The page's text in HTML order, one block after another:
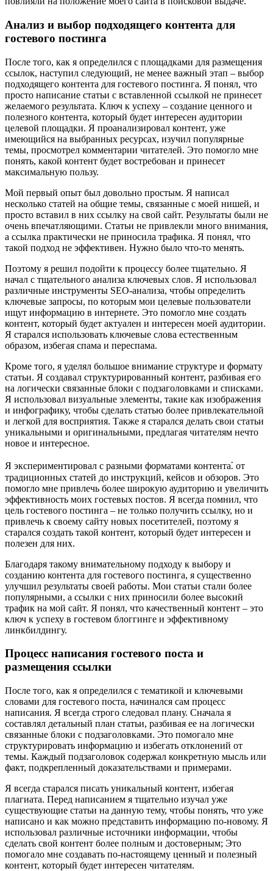
Анализ и выбор подходящего контента для
гостевого постинга
После того, как я определился с площадками для размещения
ссылок, наступил следующий, не менее важный этап – выбор
подходящего контента для гостевого постинга. Я понял, что
просто написание статьи с вставленной ссылкой не принесет
желаемого результата. Ключ к успеху – создание ценного и
полезного контента, который будет интересен аудитории
целевой площадки. Я проанализировал контент, уже
имеющийся на выбранных ресурсах, изучил популярные
темы, просмотрел комментарии читателей. Это помогло мне
понять, какой контент будет востребован и принесет
максимальную пользу.
Мой первый опыт был довольно простым. Я написал
несколько статей на общие темы, связанные с моей нишей, и
просто вставил в них ссылку на свой сайт. Результаты были не
очень впечатляющими. Статьи не привлекли много внимания,
а ссылка практически не приносила трафика. Я понял, что
такой подход не эффективен. Нужно было что-то менять.
Поэтому я решил подойти к процессу более тщательно. Я
начал с тщательного анализа ключевых слов. Я использовал
различные инструменты SEO-анализа, чтобы определить
ключевые запросы, по которым мои целевые пользователи
ищут информацию в интернете. Это помогло мне создать
контент, который будет актуален и интересен моей аудитории.
Я старался использовать ключевые слова естественным
образом, избегая спама и переспама.
Кроме того, я уделял большое внимание структуре и формату
статьи. Я создавал структурированный контент, разбивая его
на логически связанные блоки с подзаголовками и списками.
Я использовал визуальные элементы, такие как изображения
и инфографику, чтобы сделать статью более привлекательной
и легкой для восприятия. Также я старался делать свои статьи
уникальными и оригинальными, предлагая читателям нечто
новое и интересное.
Я экспериментировал с разными форматами контента⁚ от
традиционных статей до инструкций, кейсов и обзоров. Это
помогло мне привлечь более широкую аудиторию и увеличить
эффективность моих гостевых постов. Я всегда помнил, что
цель гостевого постинга – не только получить ссылку, но и
привлечь к своему сайту новых посетителей, поэтому я
старался создать такой контент, который будет интересен и
полезен для них.
Благодаря такому внимательному подходу к выбору и
созданию контента для гостевого постинга, я существенно
улучшил результаты своей работы. Мои статьи стали более
популярными, а ссылки с них приносили более высокий
трафик на мой сайт. Я понял, что качественный контент – это
ключ к успеху в гостевом блоггинге и эффективному
линкбилдингу.
Процесс написания гостевого поста и
размещения ссылки
После того, как я определился с тематикой и ключевыми
словами для гостевого поста, начинался сам процесс
написания. Я всегда строго следовал плану. Сначала я
составлял детальный план статьи, разбивая ее на логически
связанные блоки с подзаголовками. Это помогало мне
структурировать информацию и избегать отклонений от
темы. Каждый подзаголовок содержал конкретную мысль или
факт, подкрепленный доказательствами и примерами.
Я всегда старался писать уникальный контент, избегая
плагиата. Перед написанием я тщательно изучал уже
существующие статьи на данную тему, чтобы понять, что уже
написано и как можно представить информацию по-новому. Я
использовал различные источники информации, чтобы
сделать свой контент более полным и достоверным; Это
помогало мне создавать по-настоящему ценный и полезный
контент, который будет интересен читателям.